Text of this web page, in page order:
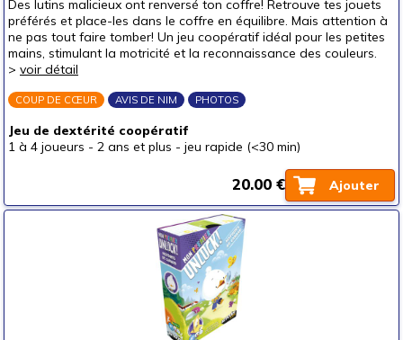
Pour les tout petits (<5 ans)
Pour les enfants (5-8 ans)
Par type
Coopération
Mémoire
Observation
Calcul
Des lutins malicieux ont renversé ton coffre! Retrouve tes jouets
préférés et place-les dans le coffre en équilibre. Mais attention à
ne pas tout faire tomber! Un jeu coopératif idéal pour les petites
mains, stimulant la motricité et la reconnaissance des couleurs.
> voir détail
COUP DE CŒUR AVIS DE NIM PHOTOS
Jeu de dextérité coopératif
1 à 4 joueurs - 2 ans et plus - jeu rapide (<30 min)
Ajouter
20.00 €